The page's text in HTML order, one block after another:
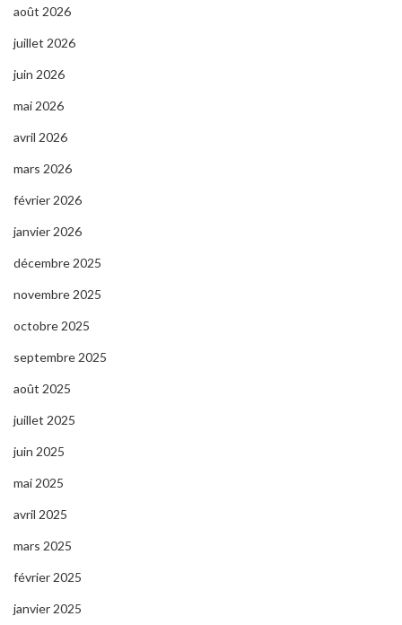
août 2026
juillet 2026
juin 2026
mai 2026
avril 2026
mars 2026
février 2026
janvier 2026
décembre 2025
novembre 2025
octobre 2025
septembre 2025
août 2025
juillet 2025
juin 2025
mai 2025
avril 2025
mars 2025
février 2025
janvier 2025